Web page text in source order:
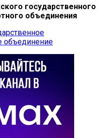
государственного
объединения
объединение